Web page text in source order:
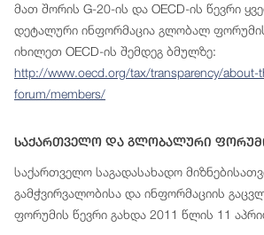
მათ შორის G-20-ის და OECD-ის წევრი
დეტალური ინფორმაცია გლობალ ფორუმის
იხილეთ OECD-ის შემდეგ ბმულზე:
http://www.oecd.org/tax/transparency/about-
forum/members/
Საქართველო Და Გლობალური
საქართველო საგადასახადო
გამჭვირვალობისა და ინფორმაციის
ფორუმის წევრი გახდა 2011 წლის 11